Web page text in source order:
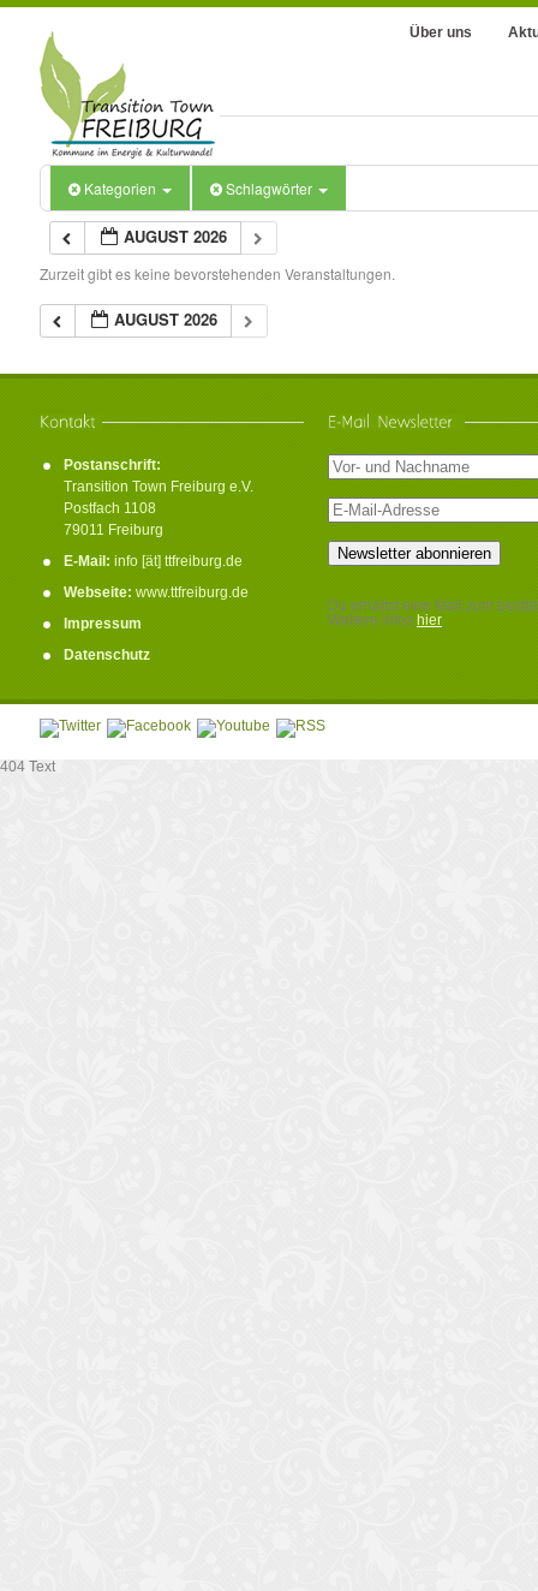
Über uns
Kategorien Schlagwörter
AUGUST 2026
Zurzeit gibt es keine bevorstehenden Veranstaltungen.
AUGUST 2026
Postanschrift:
Transition Town Freiburg e.V.
Postfach 1108
79011 Freiburg
E-Mail: info [ät] ttfreiburg.de
Webseite: www.ttfreiburg.de
Impressum
Datenschutz
Du erhältst eine Mail zum
Weitere Infos hier
.
404 Text